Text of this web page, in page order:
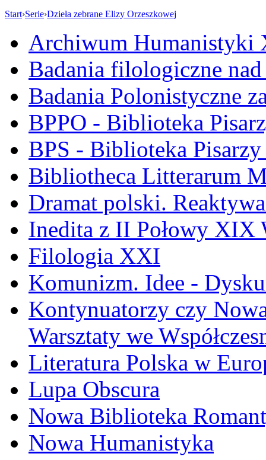
Start›Serie›Dzieła zebrane Elizy Orzeszkowej
Archiwum Humanistyki
Badania filologiczne
Badania Polonistyczne
BPPO - Biblioteka
BPS - Biblioteka
Bibliotheca Litterarum
Dramat polski.
Inedita z II Połowy XIX
Filologia XXI
Komunizm. Idee -
Kontynuatorzy czy
Warsztaty we
Literatura Polska w
Lupa Obscura
Nowa Biblioteka
Nowa Humanistyka